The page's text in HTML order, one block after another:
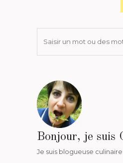
Bonjour, je suis
Je suis blogueuse